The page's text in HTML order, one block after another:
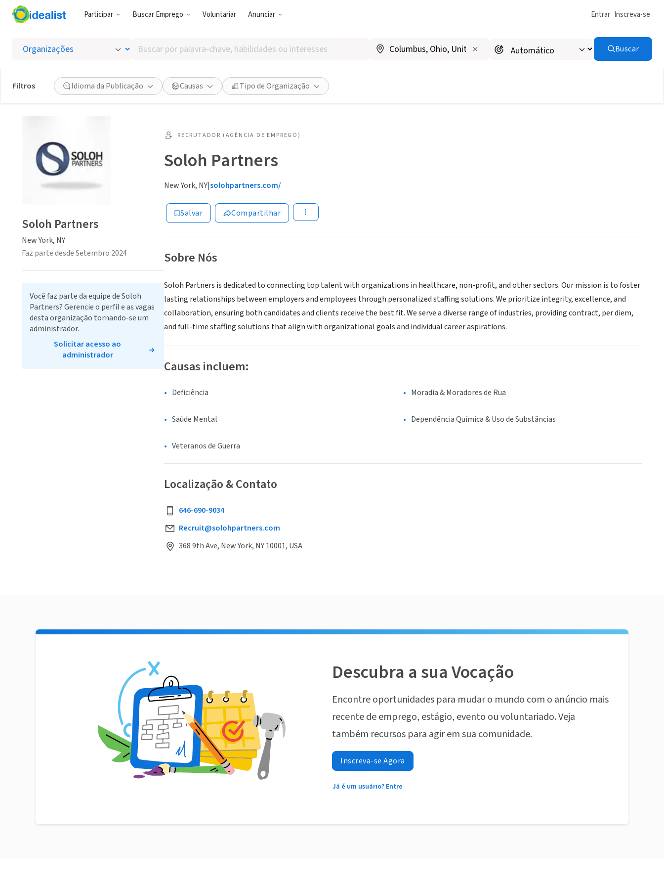
Participar Buscar Emprego Voluntariar Anunciar Entrar Inscreva-se
Buscar
por
palavra-
chave,
habilidades
ou
Buscar
Filtros Idioma da Publicação Causas Tipo de Organização
RECRUTADOR (AGÊNCIA DE EMPREGO)
Soloh Partners
New York, NY|solohpartners.com/
Salvar Compartilhar
Sobre Nós
Soloh Partners is dedicated to connecting top talent with organizations in healthcare, non-profit, and other sectors. Our mission is to foster
lasting relationships between employers and employees through personalized staffing solutions. We prioritize integrity, excellence, and
collaboration, ensuring both candidates and clients receive the best fit. We serve a diverse range of industries, providing contract, per diem,
and full-time staffing solutions that align with organizational goals and individual career aspirations.
Causas incluem:
Deficiência Moradia & Moradores de Rua
Saúde Mental Dependência Química & Uso de Substâncias
Veteranos de Guerra
Localização & Contato
646-690-9034
Recruit@solohpartners.com
368 9th Ave, New York, NY 10001, USA
Soloh Partners
New York, NY
Faz parte desde Setembro 2024
Você faz parte da equipe de Soloh
Partners? Gerencie o perfil e as vagas
desta organização tornando-se um
administrador.
Solicitar acesso ao
administrador
Descubra a sua Vocação
Encontre oportunidades para mudar o mundo com o anúncio mais
recente de emprego, estágio, evento ou voluntariado. Veja
também recursos para agir em sua comunidade.
Inscreva-se Agora
Já é um usuário? Entre